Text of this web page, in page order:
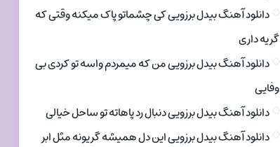
دانلود آهنگ بیدل برزویی کی چشماتو پاک میکنه وقتی که
گریه داری
دانلود آهنگ بیدل برزویی من که میمردم واسه تو کردی بی
وفایی
دانلود آهنگ بیدل برزویی دنبال رد پاهاته تو ساحل خیالی
دانلود آهنگ بیدل برزویی این دل همیشه گریونه مثل ابر